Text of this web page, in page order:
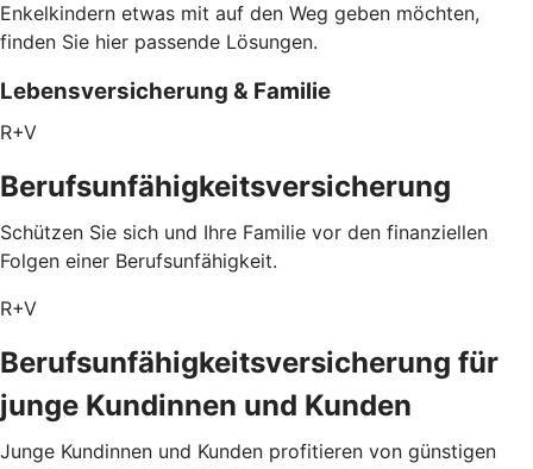
Enkelkindern etwas mit auf den Weg geben möchten,
finden Sie hier passende Lösungen.
Lebensversicherung & Familie
R+V
Berufsunfähigkeitsversicherung
Schützen Sie sich und Ihre Familie vor den finanziellen
Folgen einer Berufsunfähigkeit.
R+V
Berufsunfähigkeitsversicherung für
junge Kundinnen und Kunden
Junge Kundinnen und Kunden profitieren von günstigen